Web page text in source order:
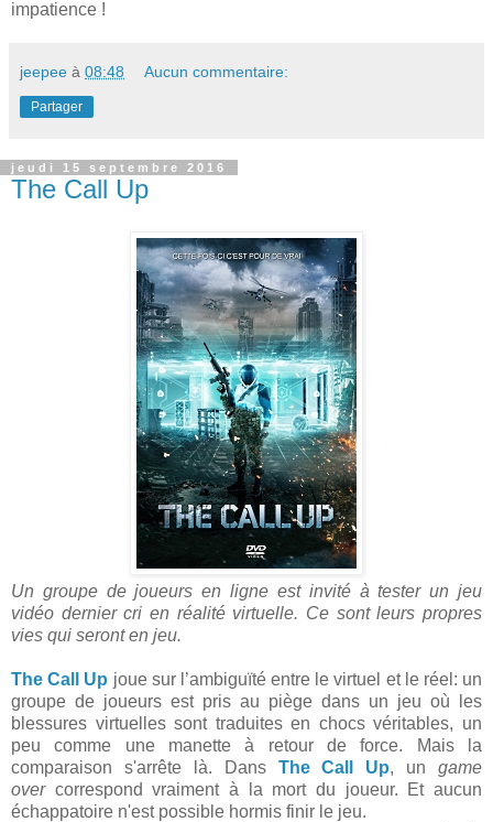
impatience !
jeepee à 08:48 Aucun commentaire:
Partager
jeudi 15 septembre 2016
The Call Up
Un groupe de joueurs en ligne est invité à tester un jeu
vidéo dernier cri en réalité virtuelle. Ce sont leurs propres
vies qui seront en jeu.
The Call Up joue sur l’ambiguïté entre le virtuel et le réel: un
groupe de joueurs est pris au piège dans un jeu où les
blessures virtuelles sont traduites en chocs véritables, un
peu comme une manette à retour de force. Mais la
comparaison s'arrête là. Dans The Call Up, un game
overcorrespond vraiment à la mort du joueur. Et aucun
échappatoire n'est possible hormis finir le jeu.